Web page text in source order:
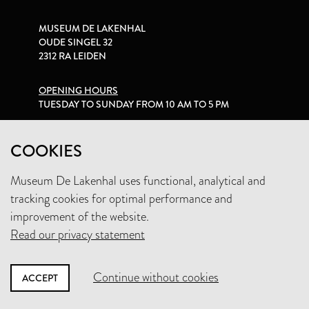
COOKIES
Museum De Lakenhal uses functional, analytical and
tracking cookies for optimal performance and
improvement of the website.
Read our privacy statement
ACCEPT Continue without cookies
MUSEUM DE LAKENHAL
OUDE SINGEL 32
2312 RA LEIDEN
OPENING HOURS
TUESDAY TO SUNDAY FROM 10 AM TO 5 PM
+31 (0)71 5165360
INFO@LAKENHAL.NL
SUPPORT THE MUSEUM
NEWSLETTER